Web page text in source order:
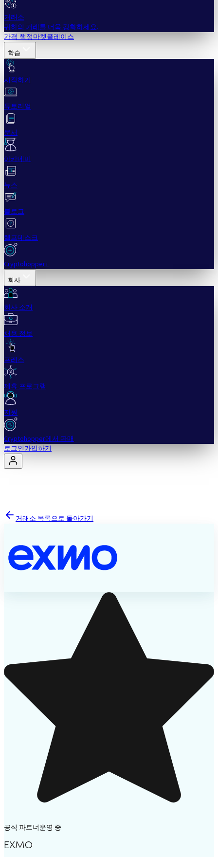
거래소
귀하의 거래를 더욱 강화하세요.
가격 책정 마켓플레이스
학습
시작하기
튜토리얼
문서
아카데미
뉴스
블로그
헬프데스크
Cryptohopper+
회사
회사 소개
채용 정보
프레스
제휴 프로그램
지원
Cryptohopper에서 판매
로그인 가입하기
거래소 목록으로 돌아가기
공식 파트너운영 중
EXMO